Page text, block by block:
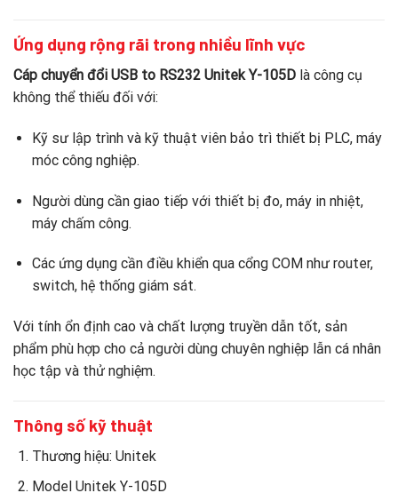
Ứng dụng rộng rãi trong nhiều lĩnh vực
Cáp chuyển đổi USB to RS232 Unitek Y-105D là công cụ
không thể thiếu đối với:
Kỹ sư lập trình và kỹ thuật viên bảo trì thiết bị PLC, máy
móc công nghiệp.
Người dùng cần giao tiếp với thiết bị đo, máy in nhiệt,
máy chấm công.
Các ứng dụng cần điều khiển qua cổng COM như router,
switch, hệ thống giám sát.
Với tính ổn định cao và chất lượng truyền dẫn tốt, sản
phẩm phù hợp cho cả người dùng chuyên nghiệp lẫn cá nhân
học tập và thử nghiệm.
Thông số kỹ thuật
Thương hiệu: Unitek
Model Unitek Y-105D